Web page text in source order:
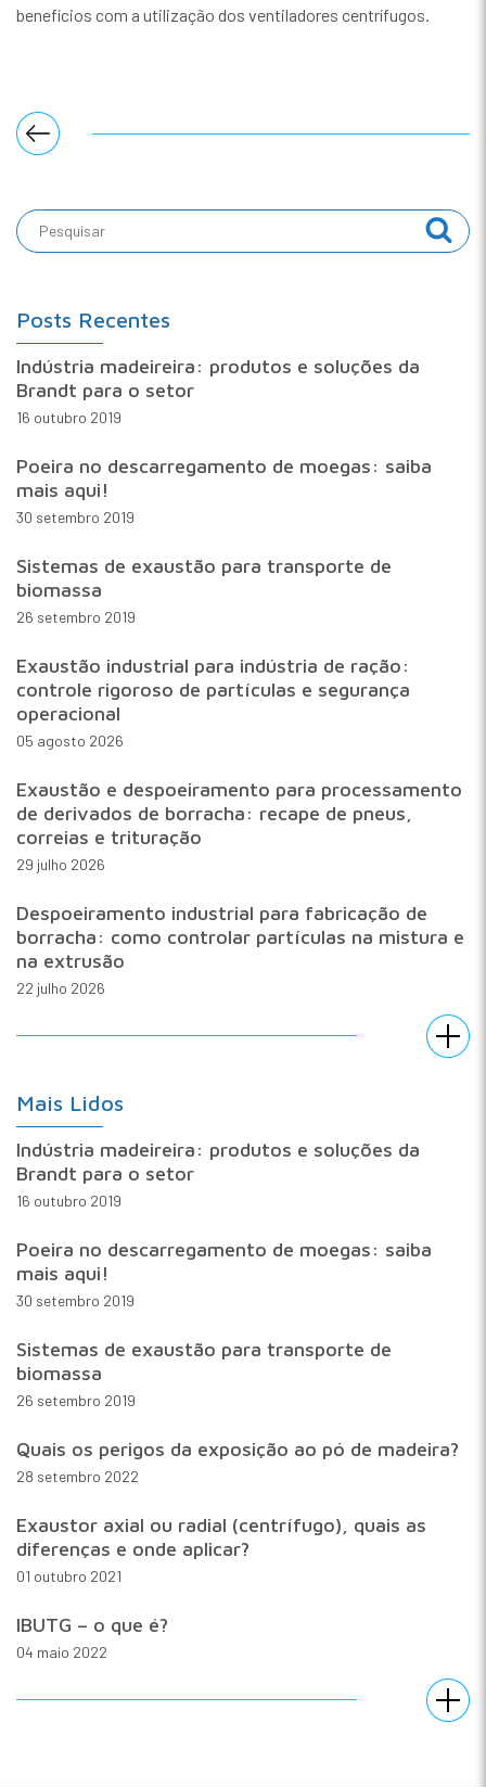
benefícios com a utilização dos ventiladores centrífugos.
Posts Recentes
Indústria madeireira: produtos e soluções da
Brandt para o setor
16 outubro 2019
Poeira no descarregamento de moegas: saiba
mais aqui!
30 setembro 2019
Sistemas de exaustão para transporte de
biomassa
26 setembro 2019
Exaustão industrial para indústria de ração:
controle rigoroso de partículas e segurança
operacional
05 agosto 2026
Exaustão e despoeiramento para processamento
de derivados de borracha: recape de pneus,
correias e trituração
29 julho 2026
Despoeiramento industrial para fabricação de
borracha: como controlar partículas na mistura e
na extrusão
22 julho 2026
Mais Lidos
Indústria madeireira: produtos e soluções da
Brandt para o setor
16 outubro 2019
Poeira no descarregamento de moegas: saiba
mais aqui!
30 setembro 2019
Sistemas de exaustão para transporte de
biomassa
26 setembro 2019
Quais os perigos da exposição ao pó de madeira?
28 setembro 2022
Exaustor axial ou radial (centrífugo), quais as
diferenças e onde aplicar?
01 outubro 2021
IBUTG – o que é?
04 maio 2022